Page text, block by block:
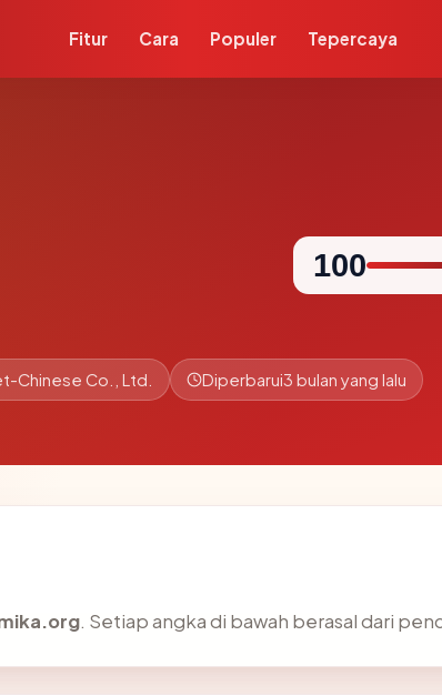
Fitur Cara Populer Tepercaya
100
Chinese Co., Ltd. Diperbarui3 bulan yang lalu
. Setiap angka di bawah berasal dari